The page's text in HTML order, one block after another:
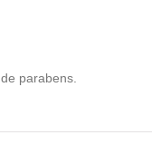
parabens.